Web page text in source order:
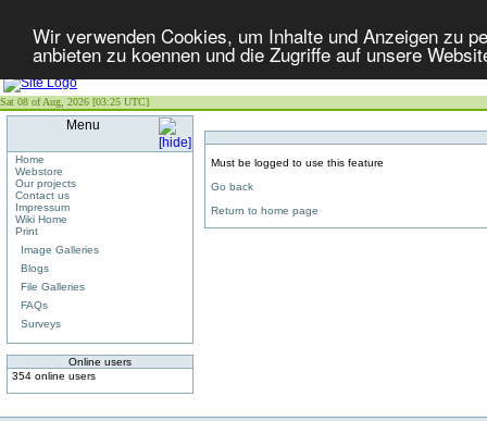
Wir verwenden Cookies, um Inhalte und Anzeigen zu
anbieten zu koennen und die Zugriffe auf unsere
Sat 08 of Aug, 2026 [03:25 UTC]
Menu
Home
Webstore
Our projects
Contact us
Impressum
Wiki Home
Print
Image Galleries
Blogs
File Galleries
FAQs
Surveys
Online users
354 online users
Must be logged to use this feature
Go back
Return to home page